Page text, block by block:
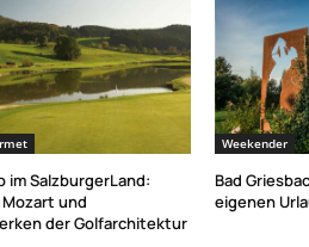
im SalzburgerLand:
und
der Golfarchitektur
Weekender
Bad
eigenen